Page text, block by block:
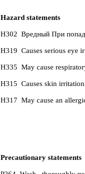
Hazard statements
H302 Вредный При
H319 Causes serious eye
H335 May cause
H315 Causes skin
H317 May cause an
Precautionary statements